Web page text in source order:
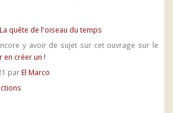
La quête de l'oiseau du temps
y avoir de sujet sur cet ouvrage sur le
en créer un !
par El Marco